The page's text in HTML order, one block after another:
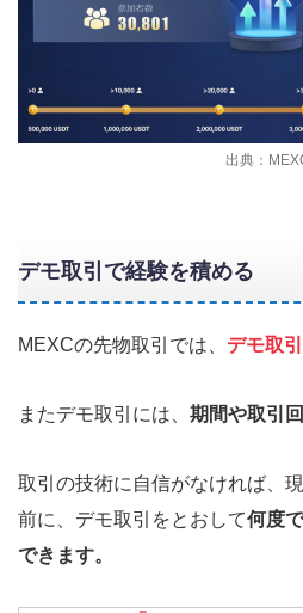
出典：
デモ取引で経験を積める
MEXCの先物取引では、 デモ取引
またデモ取引には、 期間や取引
取引の技術に自信がなければ、
前に、デモ取引をとおして何度
できます。